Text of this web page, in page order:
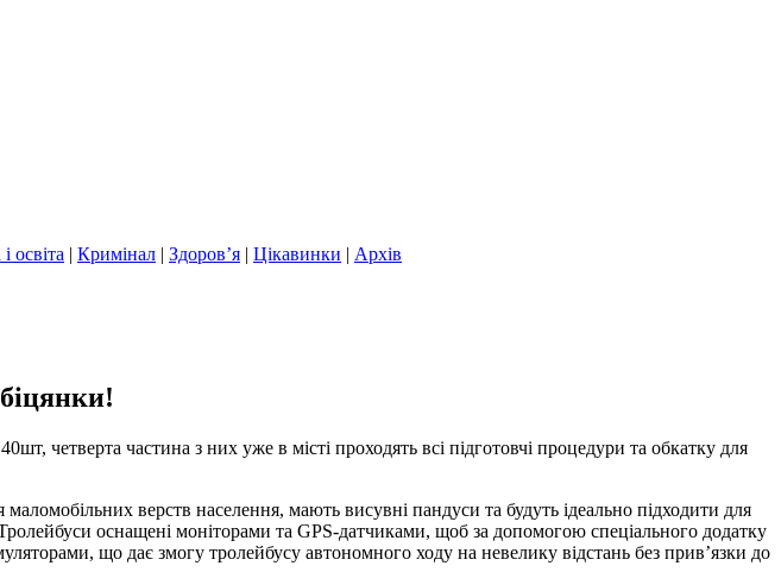
освіта | Кримінал | Здоров’я | Цікавинки | Архів
четверта частина з них уже в місті проходять всі підготовчі процедури та обкатку для
верств населення, мають висувні пандуси та будуть ідеально підходити для
оснащені моніторами та GPS-датчиками, щоб за допомогою спеціального додатку
що дає змогу тролейбусу автономного ходу на невелику відстань без прив’язки до